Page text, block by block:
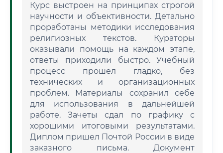
Курс выстроен на принципах строгой
научности и объективности. Детально
проработаны методики исследования
религиозных текстов. Кураторы
оказывали помощь на каждом этапе,
ответы приходили быстро. Учебный
процесс прошел гладко, без
технических и организационных
проблем. Материалы сохранил себе
для использования в дальнейшей
работе. Зачеты сдал по графику с
хорошими итоговыми результатами.
Диплом пришел Почтой России в виде
заказного письма. Документ